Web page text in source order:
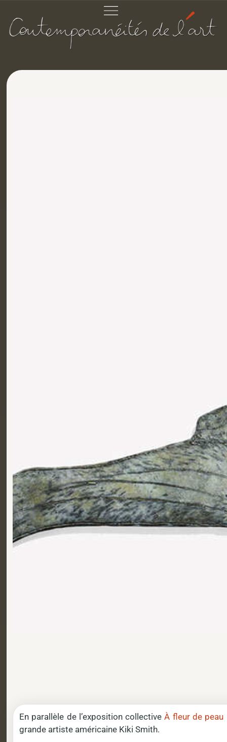
En parallèle de l’exposition collectiveÀ fleur de peau
grande artiste américaine Kiki Smith.